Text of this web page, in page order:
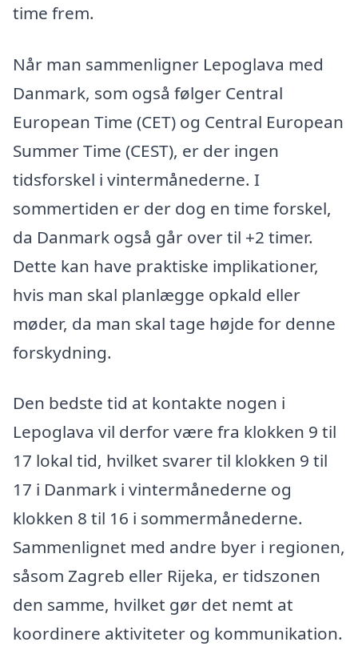
time frem.
Når man sammenligner Lepoglava med
Danmark, som også følger Central
European Time (CET) og Central European
Summer Time (CEST), er der ingen
tidsforskel i vintermånederne. I
sommertiden er der dog en time forskel,
da Danmark også går over til +2 timer.
Dette kan have praktiske implikationer,
hvis man skal planlægge opkald eller
møder, da man skal tage højde for denne
forskydning.
Den bedste tid at kontakte nogen i
Lepoglava vil derfor være fra klokken 9 til
17 lokal tid, hvilket svarer til klokken 9 til
17 i Danmark i vintermånederne og
klokken 8 til 16 i sommermånederne.
Sammenlignet med andre byer i regionen,
såsom Zagreb eller Rijeka, er tidszonen
den samme, hvilket gør det nemt at
koordinere aktiviteter og kommunikation.